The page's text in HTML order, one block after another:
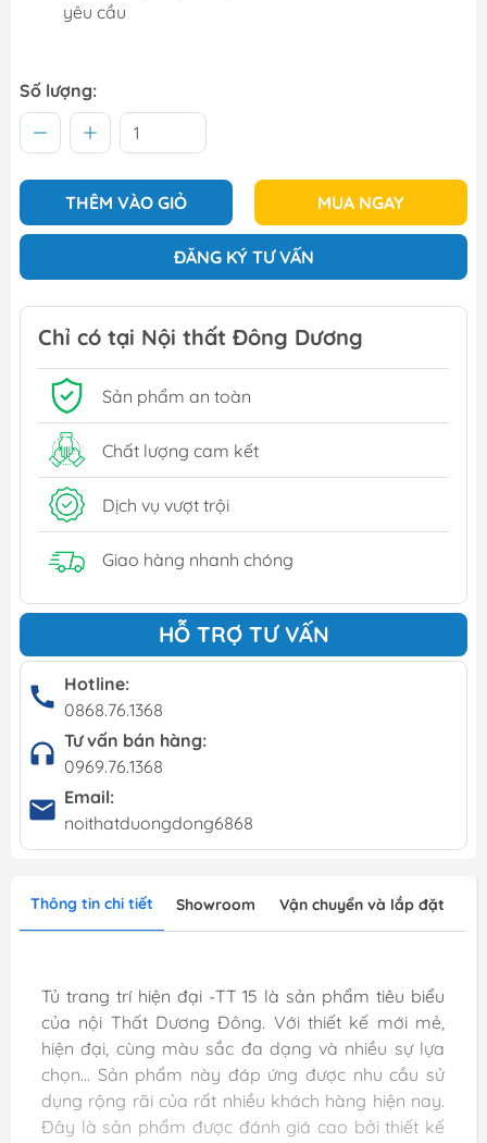
yêu cầu
Số lượng:
THÊM VÀO GIỎ MUA NGAY
ĐĂNG KÝ TƯ VẤN
Chỉ có tại Nội thất Đông Dương
Sản phẩm an toàn
Chất lượng cam kết
Dịch vụ vượt trội
Giao hàng nhanh chóng
HỖ TRỢ TƯ VẤN
Hotline:
0868.76.1368
Tư vấn bán hàng:
0969.76.1368
Email:
noithatduongdong6868
Thông tin chi tiết Showroom Vận chuyển và lắp đặt
Tủ trang trí hiện đại -TT 15 là sản phẩm tiêu biểu
của nội Thất Dương Đông. Với thiết kế mới mẻ,
hiện đại, cùng màu sắc đa dạng và nhiều sự lựa
chọn... Sản phẩm này đáp ứng được nhu cầu sử
dụng rộng rãi của rất nhiều khách hàng hiện nay.
Đây là sản phẩm được đánh giá cao bởi thiết kế